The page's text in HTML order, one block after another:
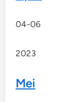
04-06
2023
Mei